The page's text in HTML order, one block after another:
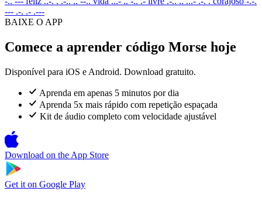
--- .-. .- .---
BAIXE O APP
Comece a aprender código Morse hoje
Disponível para iOS e Android. Download gratuito.
Aprenda em apenas 5 minutos por dia
Aprenda 5x mais rápido com repetição espaçada
Kit de áudio completo com velocidade ajustável
Download on the App Store
Get it on Google Play